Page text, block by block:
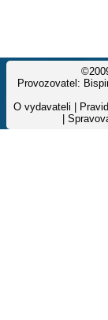
Provozovatel:
O vydavateli